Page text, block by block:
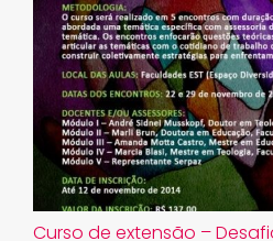
Curso de extensão –